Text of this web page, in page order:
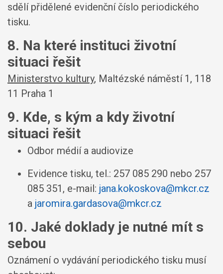
sdělí přidělené evidenční číslo periodického
tisku.
8. Na které instituci životní
situaci řešit
Ministerstvo kultury, Maltézské náměstí 1, 118
11 Praha 1
9. Kde, s kým a kdy životní
situaci řešit
Odbor médií a audiovize
Evidence tisku, tel.: 257 085 290 nebo 257
085 351, e-mail: jana.kokoskova@mkcr.cz
a jaromira.gardasova@mkcr.cz
10. Jaké doklady je nutné mít s
sebou
Oznámení o vydávání periodického tisku musí